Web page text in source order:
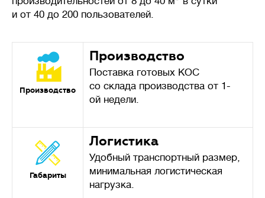
и от 40 до 200 пользователей.
Производство
Производство
Поставка готовых КОС
со склада производства от 1-
ой недели.
Габариты
Логистика
Удобный транспортный размер,
минимальная логистическая
нагрузка.
длительные простои
с отключением электричества,
запускалась заново.
При постоянном проживании
требуется стабильность
системы очистки, даже при
стоков в течение дня.
Очистка сточных вод